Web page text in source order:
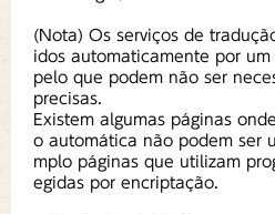
(Nota) Os serviços de
idos automaticamente por
pelo que podem não ser
precisas.
Existem algumas páginas
o automática não podem ser
mplo páginas que utilizam
egidas por encriptação.